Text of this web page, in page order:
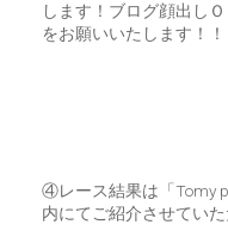
します！ブログ顔出し
をお願いいたします！！
④レース結果は「Tomy
内にてご紹介させていた